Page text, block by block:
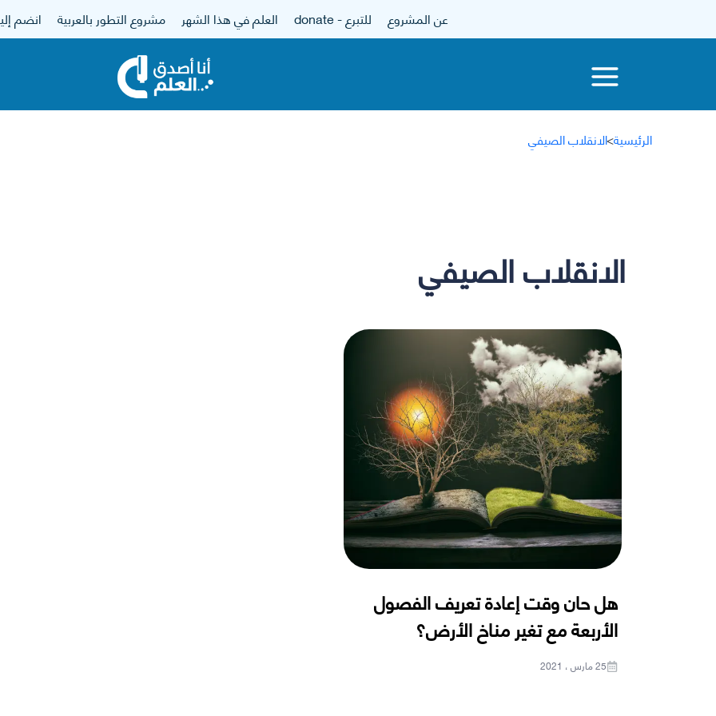
عن المشروع للتبرع - donate العلم في هذا الشهر مشروع التطور بالعربية انضم
الرئيسية>الانقلاب الصيفي
الانقلاب الصيفي
هل حان وقت إعادة تعريف الفصول
الأربعة مع تغير مناخ الأرض؟
25 مارس ، 2021